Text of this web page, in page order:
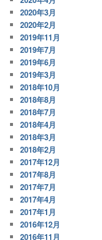
2020年3月
2020年2月
2019年11月
2019年7月
2019年6月
2019年3月
2018年10月
2018年8月
2018年7月
2018年4月
2018年3月
2018年2月
2017年12月
2017年8月
2017年7月
2017年4月
2017年1月
2016年12月
2016年11月